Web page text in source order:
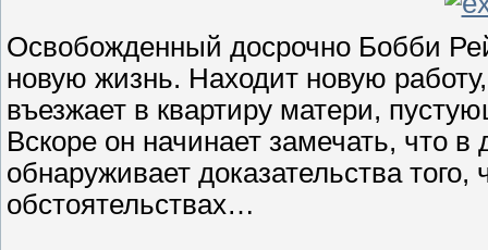
Освобожденный досрочно Бобби
новую жизнь. Находит новую
въезжает в квартиру матери,
Вскоре он начинает замечать, что
обнаруживает доказательства
обстоятельствах…